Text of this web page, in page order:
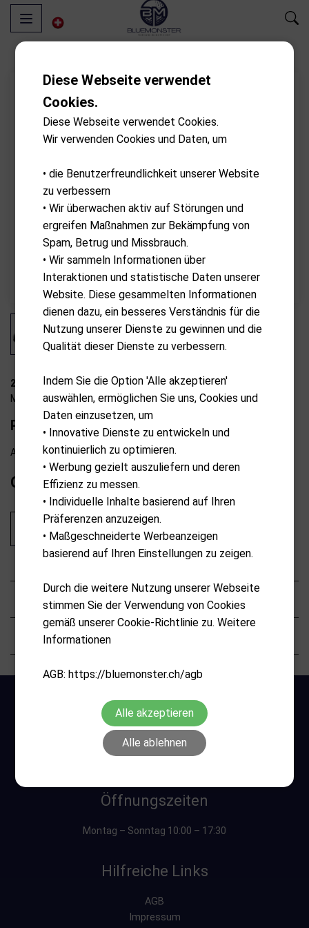
23-Z0013
Masters Golf
Putter Cover Mallet
Ab externem Lager lieferbar
CHF 24.90
In den Warenkorb
Beschreibung
Eigenschaften
Öffnungszeiten
Montag – Sonntag 10:00 – 17:30
Hilfreiche Links
AGB
Impressum
Diese Webseite verwendet
Cookies.
Diese Webseite verwendet Cookies.
Wir verwenden Cookies und Daten, um
• die Benutzerfreundlichkeit unserer Website
zu verbessern
• Wir überwachen aktiv auf Störungen und
ergreifen Maßnahmen zur Bekämpfung von
Spam, Betrug und Missbrauch.
• Wir sammeln Informationen über
Interaktionen und statistische Daten unserer
Website. Diese gesammelten Informationen
dienen dazu, ein besseres Verständnis für die
Nutzung unserer Dienste zu gewinnen und die
Qualität dieser Dienste zu verbessern.
Indem Sie die Option 'Alle akzeptieren'
auswählen, ermöglichen Sie uns, Cookies und
Daten einzusetzen, um
• Innovative Dienste zu entwickeln und
kontinuierlich zu optimieren.
• Werbung gezielt auszuliefern und deren
Effizienz zu messen.
• Individuelle Inhalte basierend auf Ihren
Präferenzen anzuzeigen.
• Maßgeschneiderte Werbeanzeigen
basierend auf Ihren Einstellungen zu zeigen.
Durch die weitere Nutzung unserer Webseite
stimmen Sie der Verwendung von Cookies
gemäß unserer Cookie-Richtlinie zu. Weitere
Informationen
AGB: https://bluemonster.ch/agb
Alle akzeptieren
Alle ablehnen